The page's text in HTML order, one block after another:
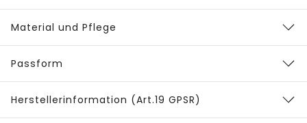
Material und Pflege
Passform
Herstellerinformation (Art.19 GPSR)